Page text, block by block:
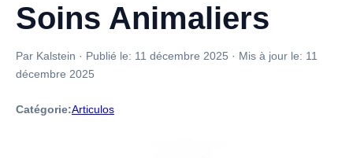
Soins Animaliers
Par Kalstein · Publié le: 11 décembre 2025 · Mis à jour le: 11
décembre 2025
Catégorie:Articulos